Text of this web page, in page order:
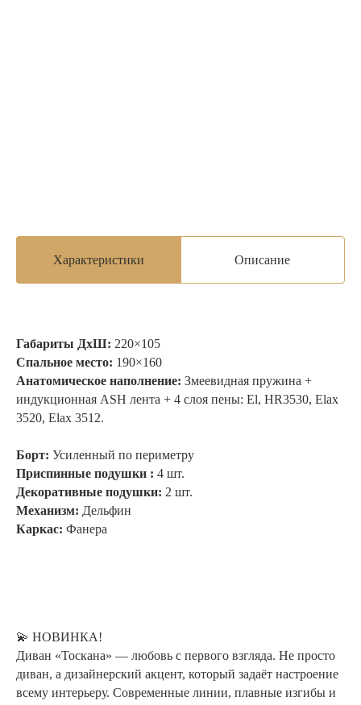
Характеристики Описание
Габариты ДхШ: 220×105
Спальное место: 190×160
Анатомическое наполнение: Змеевидная пружина +
индукционная АSH лента + 4 слоя пены: El, HR3530, Elax
3520, Elax 3512.
Борт: Усиленный по периметру
Приспинные подушки : 4 шт.
Декоративные подушки: 2 шт.
Механизм: Дельфин
Каркас: Фанера
💫 НОВИНКА!
Диван «Тоскана» — любовь с первого взгляда. Не просто
диван, а дизайнерский акцент, который задаёт настроение
всему интерьеру. Современные линии, плавные изгибы и